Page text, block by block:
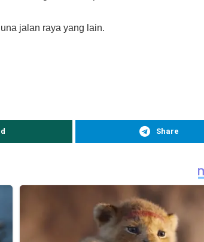
jalan raya yang lain.
Share